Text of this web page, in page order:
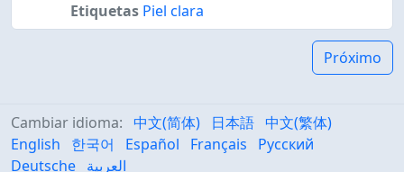
Etiquetas Piel clara
Próximo
Cambiar idioma: 中文(简体) 日本語 中文(繁体)
English
한국어 Español Français
Русский
Deutsche العربية